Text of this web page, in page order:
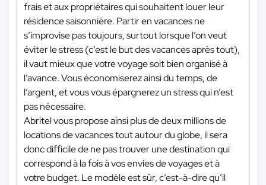
frais et aux propriétaires qui souhaitent louer leur
résidence saisonnière. Partir en vacances ne
s’improvise pas toujours, surtout lorsque l’on veut
éviter le stress (c’est le but des vacances après tout),
il vaut mieux que votre voyage soit bien organisé à
l’avance. Vous économiserez ainsi du temps, de
l’argent, et vous vous épargnerez un stress qui n’est
pas nécessaire.
Abritel vous propose ainsi plus de deux millions de
locations de vacances tout autour du globe, il sera
donc difficile de ne pas trouver une destination qui
correspond à la fois à vos envies de voyages et à
votre budget. Le modèle est sûr, c’est-à-dire qu’il